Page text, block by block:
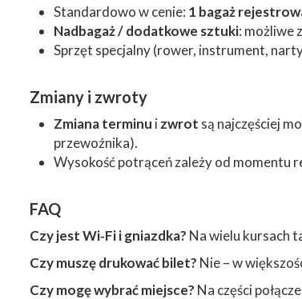
Standardowo w cenie: 1 bagaż
Nadbagaż / dodatkowe sztuki: możliwe
Sprzęt specjalny (rower, instrument,
Zmiany i zwroty
Zmiana terminu izwrot są najczęściej
przewoźnika).
Wysokość potrąceń zależy od momentu
FAQ
Czy jest Wi‑Fi i gniazdka? Na wielu kursach
Czy muszę drukować bilet? Nie – w
Czy mogę wybrać miejsce? Na części